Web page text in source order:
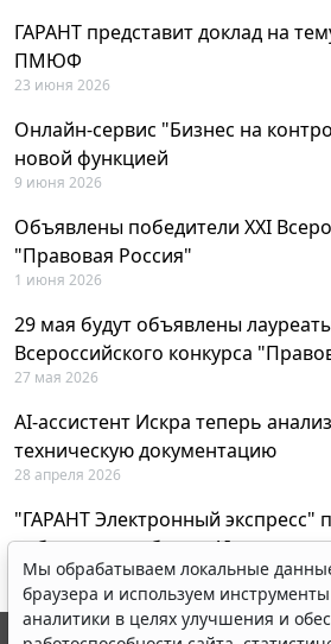
ГАРАНТ представит доклад на
ПМЮФ
23 июня 2026
Онлайн-сервис "Бизнес на
новой функцией
9 июня 2026
Объявлены победители XXI
"Правовая Россия"
1 июня 2026
29 мая будут объявлены
Всероссийского конкурса
27 мая 2026
AI-ассистент Искра теперь
техническую документацию
28 апреля 2026
"ГАРАНТ Электронный
вебинар по работе с AI-
23 апреля 2026
Мы обрабатываем локальные
браузера и используем инструменты
аналитики в целях улучшения и